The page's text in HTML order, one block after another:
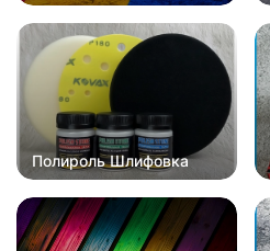
Полироль Шлифовка